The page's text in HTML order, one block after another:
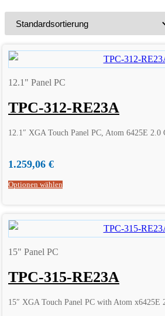
12.1" Panel PC
TPC-312-RE23A
12.1″ XGA Touch Panel PC, Atom 6425E 2.0
1.259,06 €
Optionen wählen
15" Panel PC
TPC-315-RE23A
15″ XGA Touch Panel PC with Atom x6425E